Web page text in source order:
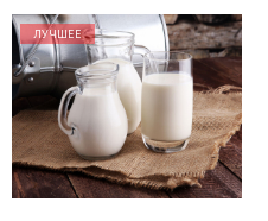
ЛУЧШЕЕ